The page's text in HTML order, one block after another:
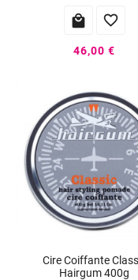
 
46,00 €
Cire Coiffante
Hairgum 400g